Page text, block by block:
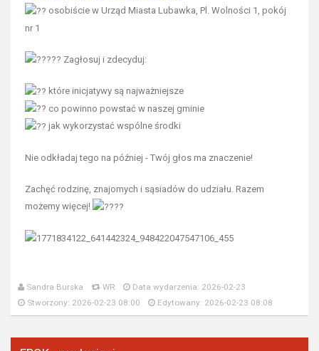
osobiście w Urząd Miasta Lubawka, Pl. Wolności 1, pokój
nr 1
Zagłosuj i zdecyduj:
które inicjatywy są najważniejsze
co powinno powstać w naszej gminie
jak wykorzystać wspólne środki
Nie odkładaj tego na później - Twój głos ma znaczenie!
Zachęć rodzinę, znajomych i sąsiadów do udziału. Razem
możemy więcej!
Sandra Burska WR
Data wydarzenia: 2026-02-23
Stworzony: 2026-02-23 08:00
Edytowany: 2026-02-23 08:08